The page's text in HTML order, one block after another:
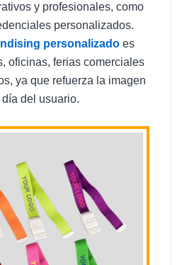
y profesionales, como
personalizados.
personalizado es
oficinas, ferias comerciales
ya que refuerza la imagen
del usuario.